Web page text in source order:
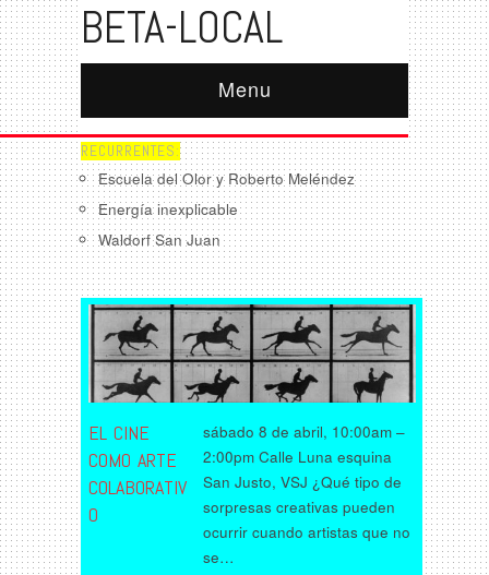
BETA-LOCAL
Menu
RECURRENTES:
Escuela del Olor y Roberto Meléndez
Energía inexplicable
Waldorf San Juan
EL CINE
COMO ARTE
COLABORATIV
O
sábado 8 de abril, 10:00am –
2:00pm Calle Luna esquina
San Justo, VSJ ¿Qué tipo de
sorpresas creativas pueden
ocurrir cuando artistas que no
se…